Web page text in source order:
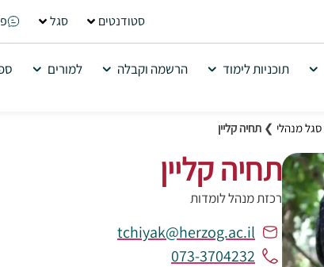
סטודנטים סגל
תוכניות לימוד הרשמה וקבלה למורים
סגל מנהלי ❯ תחיה קליין
תחיה קליין
רכזת מנהל לומדות
tchiyak@herzog.ac.il
073-3704232